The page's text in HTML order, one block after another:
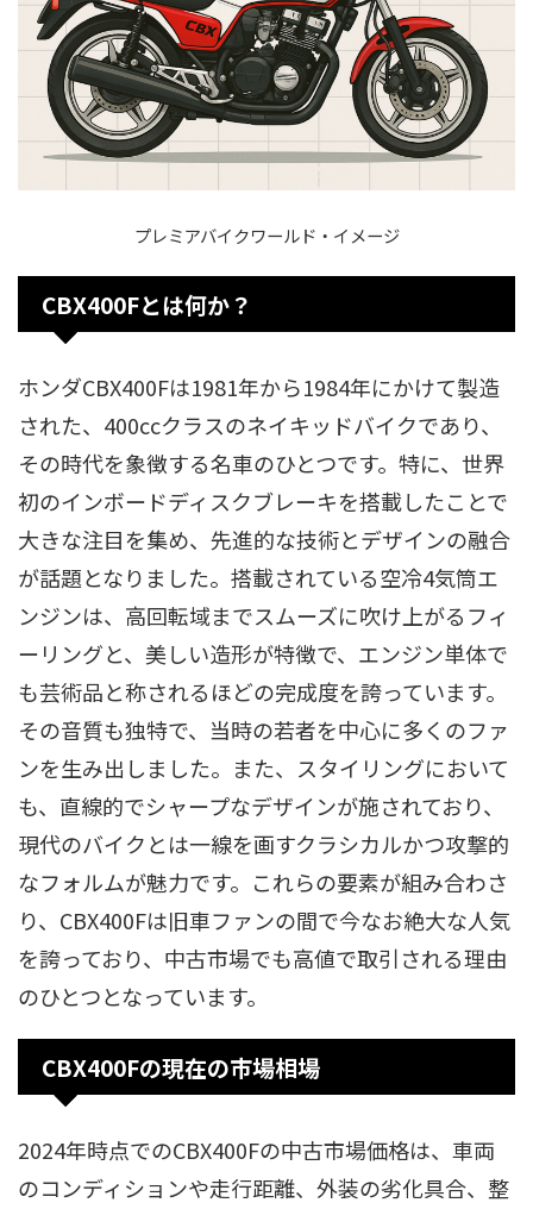
プレミアバイクワールド・イメージ
CBX400Fとは何か？
ホンダCBX400Fは1981年から1984年にかけて製造
された、400ccクラスのネイキッドバイクであり、
その時代を象徴する名車のひとつです。特に、世界
初のインボードディスクブレーキを搭載したことで
大きな注目を集め、先進的な技術とデザインの融合
が話題となりました。搭載されている空冷4気筒エ
ンジンは、高回転域までスムーズに吹け上がるフィ
ーリングと、美しい造形が特徴で、エンジン単体で
も芸術品と称されるほどの完成度を誇っています。
その音質も独特で、当時の若者を中心に多くのファ
ンを生み出しました。また、スタイリングにおいて
も、直線的でシャープなデザインが施されており、
現代のバイクとは一線を画すクラシカルかつ攻撃的
なフォルムが魅力です。これらの要素が組み合わさ
り、CBX400Fは旧車ファンの間で今なお絶大な人気
を誇っており、中古市場でも高値で取引される理由
のひとつとなっています。
CBX400Fの現在の市場相場
2024年時点でのCBX400Fの中古市場価格は、車両
のコンディションや走行距離、外装の劣化具合、整